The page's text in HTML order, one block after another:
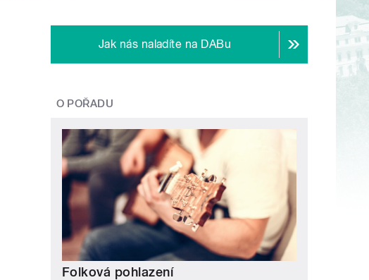
Jak nás naladíte na DABu
O POŘADU
Folková pohlazení